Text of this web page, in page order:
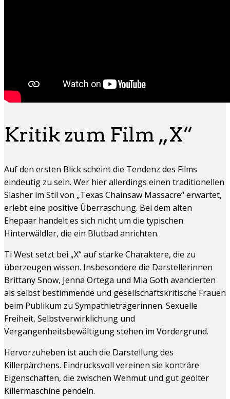
Kritik zum Film „X“
Auf den ersten Blick scheint die Tendenz des Films
eindeutig zu sein. Wer hier allerdings einen traditionellen
Slasher im Stil von „Texas Chainsaw Massacre“ erwartet,
erlebt eine positive Überraschung. Bei dem alten
Ehepaar handelt es sich nicht um die typischen
Hinterwäldler, die ein Blutbad anrichten.
Ti West setzt bei „X“ auf starke Charaktere, die zu
überzeugen wissen. Insbesondere die Darstellerinnen
Brittany Snow, Jenna Ortega und Mia Goth avancierten
als selbst bestimmende und gesellschaftskritische Frauen
beim Publikum zu Sympathieträgerinnen. Sexuelle
Freiheit, Selbstverwirklichung und
Vergangenheitsbewältigung stehen im Vordergrund.
Hervorzuheben ist auch die Darstellung des
Killerpärchens. Eindrucksvoll vereinen sie konträre
Eigenschaften, die zwischen Wehmut und gut geölter
Killermaschine pendeln.